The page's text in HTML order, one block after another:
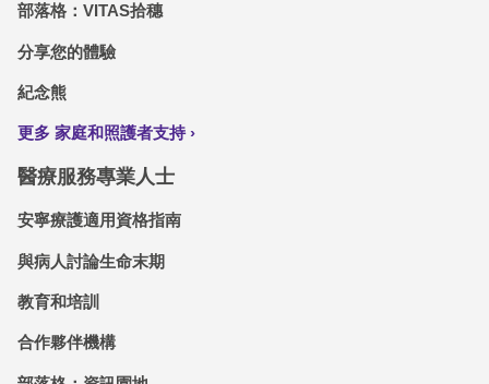
部落格：VITAS拾穗
分享您的體驗
紀念熊
更多 家庭和照護者支持
醫療服務專業人士
安寧療護適用資格指南
與病人討論生命末期
教育和培訓
合作夥伴機構